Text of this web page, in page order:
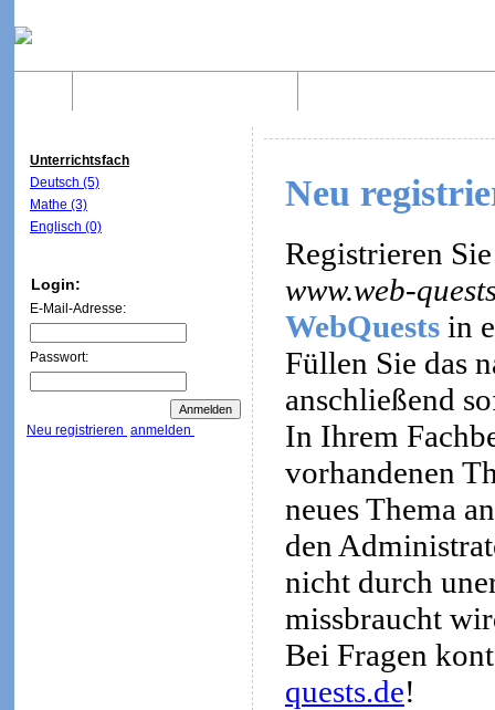
Unterrichtsfach
Deutsch (5)
Mathe (3)
Englisch (0)
Login:
E-Mail-Adresse:
Passwort:
Neu registrieren anmelden
Neu
Registrieren
www.web-
WebQuestsin
Füllen Sie das
anschließend
In Ihrem
vorhandenen
neues Thema
den
nicht durch
missbraucht
Bei Fragen
quests.de!